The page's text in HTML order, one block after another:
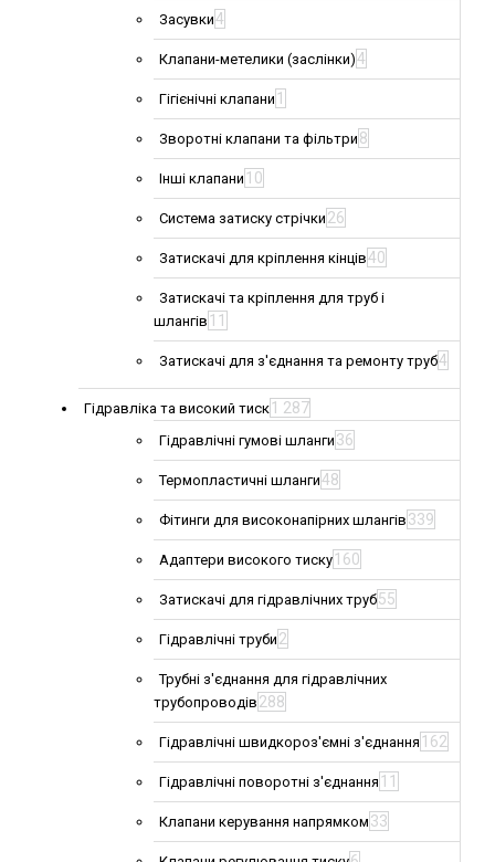
Засувки4
Клапани-метелики (заслінки)4
Гігієнічні клапани 1
Зворотні клапани та фільтри 8
Інші клапани 10
Система затиску стрічки 26
Затискачі для кріплення кінців40
Затискачі та кріплення для труб і
шлангів 11
Затискачі для з'єднання та ремонту труб4
Гідравліка та високий тиск 1 287
Гідравлічні гумові шланги 36
Термопластичні шланги48
Фітинги для високонапірних шлангів 339
Адаптери високого тиску 160
Затискачі для гідравлічних труб55
Гідравлічні труби 2
Трубні з'єднання для гідравлічних
трубопроводів 288
Гідравлічні швидкороз'ємні з'єднання 162
Гідравлічні поворотні з'єднання 11
Клапани керування напрямком 33